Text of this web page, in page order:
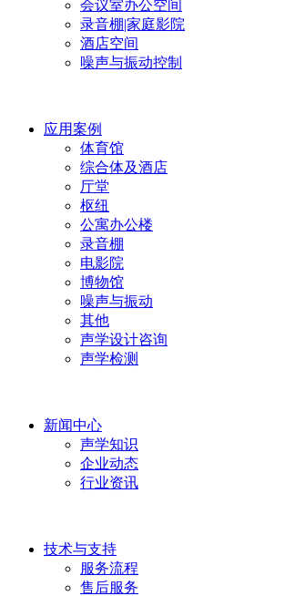
会议室办公空间
录音棚|家庭影院
酒店空间
噪声与振动控制
应用案例
体育馆
综合体及酒店
厅堂
枢纽
公寓办公楼
录音棚
电影院
博物馆
噪声与振动
其他
声学设计咨询
声学检测
新闻中心
声学知识
企业动态
行业资讯
技术与支持
服务流程
售后服务